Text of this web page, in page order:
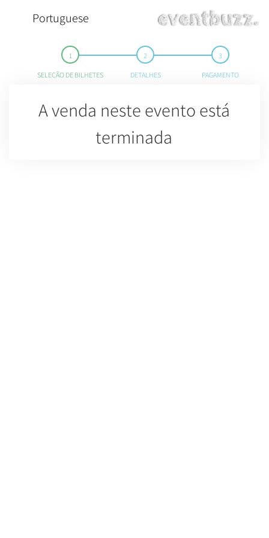
Portuguese
SELEÇÃO DE BILHETES DETALHES PAGAMENTO
A venda neste evento está
terminada